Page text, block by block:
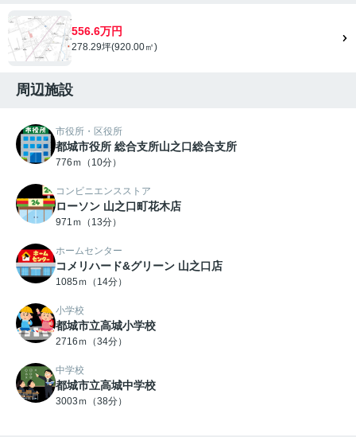
556.6万円
278.29坪(920.00㎡)
周辺施設
市役所・区役所
都城市役所 総合支所山之口総合支所
776ｍ（10分）
コンビニエンスストア
ローソン 山之口町花木店
971ｍ（13分）
ホームセンター
コメリハード&グリーン 山之口店
1085ｍ（14分）
小学校
都城市立高城小学校
2716ｍ（34分）
中学校
都城市立高城中学校
3003ｍ（38分）